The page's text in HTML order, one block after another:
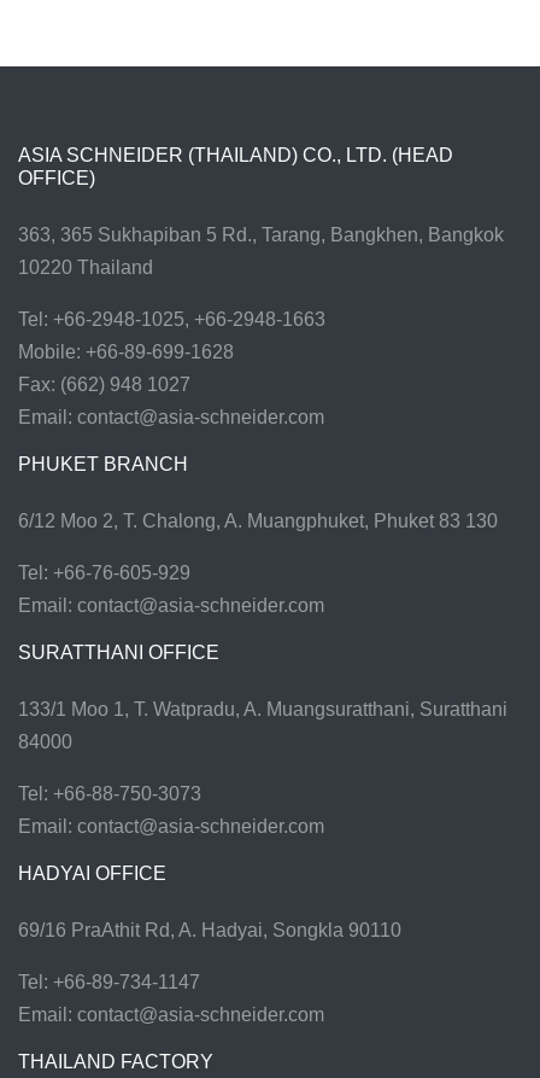
ASIA SCHNEIDER (THAILAND) CO., LTD. (HEAD
OFFICE)
363, 365 Sukhapiban 5 Rd., Tarang, Bangkhen, Bangkok
10220 Thailand
Tel: +66-2948-1025, +66-2948-1663
Mobile: +66-89-699-1628
Fax: (662) 948 1027
Email: contact@asia-schneider.com
PHUKET BRANCH
6/12 Moo 2, T. Chalong, A. Muangphuket, Phuket 83 130
Tel: +66-76-605-929
Email: contact@asia-schneider.com
SURATTHANI OFFICE
133/1 Moo 1, T. Watpradu, A. Muangsuratthani, Suratthani
84000
Tel: +66-88-750-3073
Email: contact@asia-schneider.com
HADYAI OFFICE
69/16 PraAthit Rd, A. Hadyai, Songkla 90110
Tel: +66-89-734-1147
Email: contact@asia-schneider.com
THAILAND FACTORY